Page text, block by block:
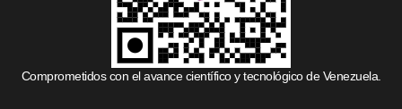
Comprometidos con el avance científico y tecnológico de Venezuela.